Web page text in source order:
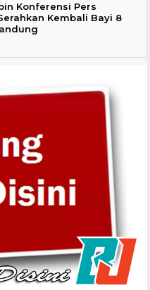
Konferensi Pers
Kembali Bayi 8